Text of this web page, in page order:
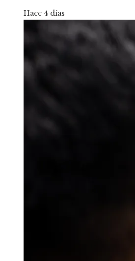
Hace 4 días